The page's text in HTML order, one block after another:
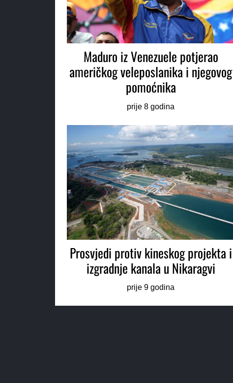
Maduro iz Venezuele potjerao
američkog veleposlanika i njegovog
pomoćnika
prije 8 godina
Prosvjedi protiv kineskog projekta i
izgradnje kanala u Nikaragvi
prije 9 godina